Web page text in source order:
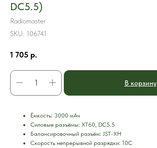
DC5.5)
Radiomaster
SKU: 106741
1 705 р.
В корзину
Ёмкость: 3000 мАч
Силовые разъёмы: XT60, DC5.5
Балансировочный разъём: JST-XH
Скорость непрерывной разрядки: 10C